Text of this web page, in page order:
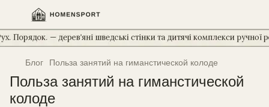
Блог Польза занятий на гиманстической колоде
Польза занятий на гиманстической
колоде